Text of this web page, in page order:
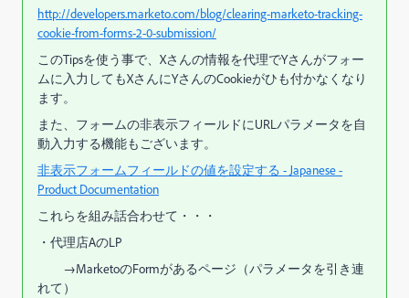
http://developers.marketo.com/blog/clearing-marketo-tracking-
cookie-from-forms-2-0-submission/
このTipsを使う事で、Xさんの情報を代理でYさんがフォー
ムに入力してもXさんにYさんのCookieがひも付かなくなり
ます。
また、フォームの非表示フィールドにURLパラメータを自
動入力する機能もございます。
非表示フォームフィールドの値を設定する - Japanese -
Product Documentation
これらを組み話合わせて・・・
・代理店AのLP
→MarketoのFormがあるページ（パラメータを引き連
れて）